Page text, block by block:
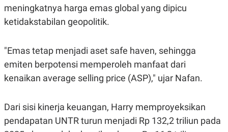
meningkatnya harga emas global yang dipicu
ketidakstabilan geopolitik.
"Emas tetap menjadi aset safe haven, sehingga
emiten berpotensi memperoleh manfaat dari
kenaikan average selling price (ASP)," ujar Nafan.
Dari sisi kinerja keuangan, Harry memproyeksikan
pendapatan UNTR turun menjadi Rp 132,2 triliun pada